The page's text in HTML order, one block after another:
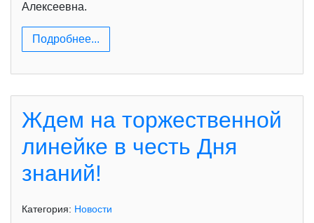
Алексеевна.
Подробнее...
Ждем на торжественной
линейке в честь Дня
знаний!
Категория: Новости